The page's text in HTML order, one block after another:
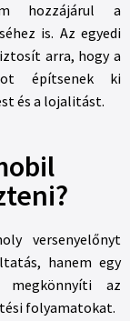
hozzájárul a
is. Az egyedi
arra, hogy a
építsenek ki
és a lojalitást.
versenyelőnyt
hanem egy
megkönnyíti az
folyamatokat.